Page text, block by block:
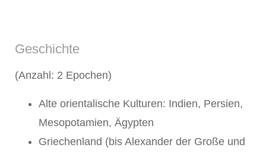
Geschichte
(Anzahl: 2 Epochen)
Alte orientalische Kulturen: Indien, Persien,
Mesopotamien, Ägypten
Griechenland (bis Alexander der Große und